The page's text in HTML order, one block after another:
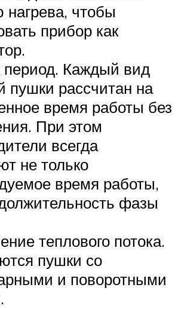
чтобы
прибор как
период. Каждый вид
пушки рассчитан на
время работы без
При этом
всегда
не только
время работы,
фазы
теплового потока.
пушки со
и поворотными